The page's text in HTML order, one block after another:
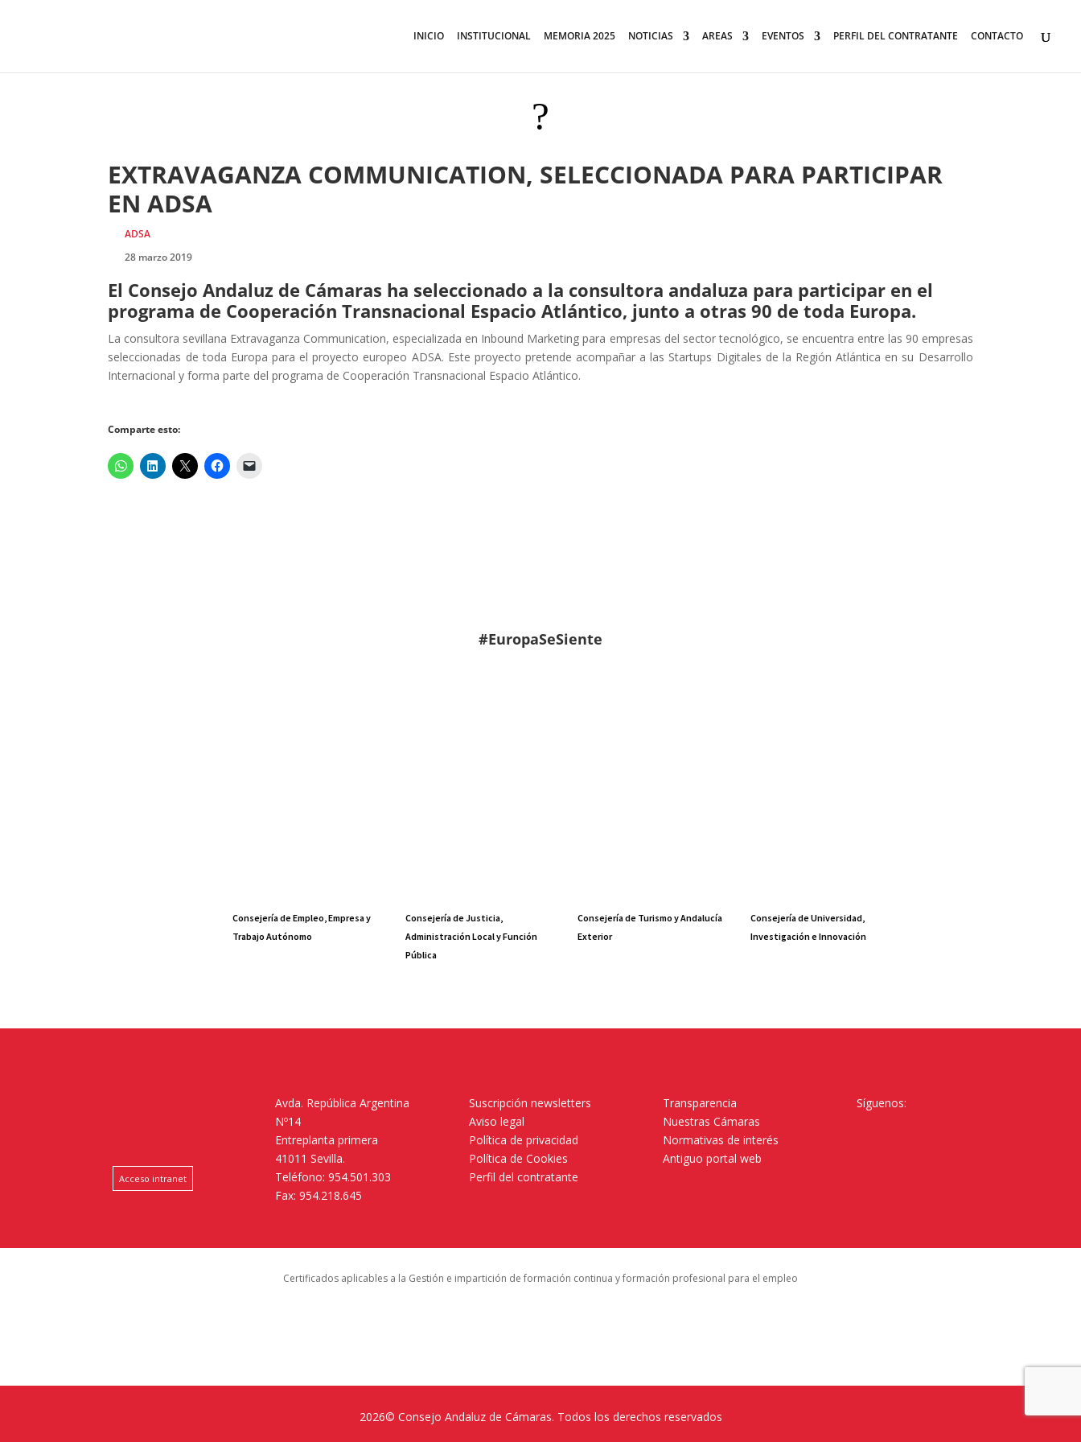
INICIO INSTITUCIONAL MEMORIA 2025 NOTICIAS AREAS EVENTOS PERFIL DEL CONTRATANTE CONTACTO
?
EXTRAVAGANZA COMMUNICATION, SELECCIONADA PARA PARTICIPAR
EN ADSA
ADSA
28 marzo 2019
El Consejo Andaluz de Cámaras ha seleccionado a la consultora andaluza para participar en el
programa de Cooperación Transnacional Espacio Atlántico, junto a otras 90 de toda Europa.
La consultora sevillana Extravaganza Communication, especializada en Inbound Marketing para empresas del sector tecnológico, se encuentra entre las 90 empresas
seleccionadas de toda Europa para el proyecto europeo ADSA. Este proyecto pretende acompañar a las Startups Digitales de la Región Atlántica en su Desarrollo
Internacional y forma parte del programa de Cooperación Transnacional Espacio Atlántico.
Comparte esto:
#EuropaSeSiente
Consejería de Empleo, Empresa y
Trabajo Autónomo
Consejería de Justicia,
Administración Local y Función
Pública
Consejería de Turismo y Andalucía
Exterior
Consejería de Universidad,
Investigación e Innovación
Acceso intranet
Avda. República Argentina
Nº14
Entreplanta primera
41011 Sevilla.
Teléfono: 954.501.303
Fax: 954.218.645
Suscripción newsletters
Aviso legal
Política de privacidad
Política de Cookies
Perfil del contratante
Transparencia
Nuestras Cámaras
Normativas de interés
Antiguo portal web
Síguenos:
Certificados aplicables a la Gestión e impartición de formación continua y formación profesional para el empleo
2026© Consejo Andaluz de Cámaras. Todos los derechos reservados